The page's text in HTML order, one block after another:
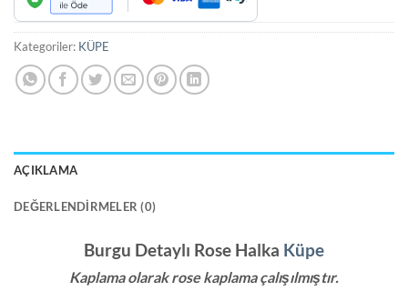
Kategoriler: KÜPE
AÇIKLAMA
DEĞERLENDIRMELER (0)
Burgu Detaylı Rose Halka Küpe
Kaplama olarak rose kaplamaçalışılmıştır.